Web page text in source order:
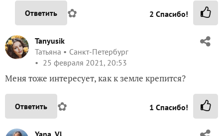
Ответить ✿ 2 Спасибо!
Tanyusik
Татьяна
Санкт-Петербург
25 февраля 2021, 20:53
Меня тоже интересует, как к земле крепится?
Ответить ✿ 1 Спасибо!